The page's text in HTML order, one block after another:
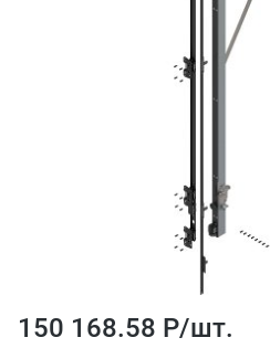
150 168.58 Р/шт.